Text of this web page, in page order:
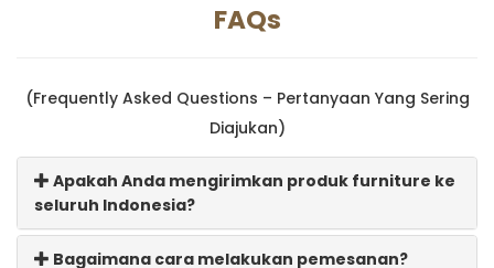
FAQs
(Frequently Asked Questions – Pertanyaan Yang Sering
Diajukan)
Apakah Anda mengirimkan produk furniture ke
seluruh Indonesia?
Bagaimana cara melakukan pemesanan?